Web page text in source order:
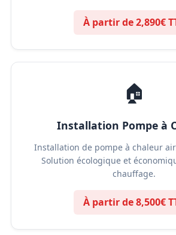
À partir de 2,890€
🏠
Installation Pompe à
Installation de pompe à chaleur
Solution écologique et
chauffage.
À partir de 8,500€